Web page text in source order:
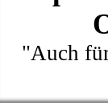
"Auch